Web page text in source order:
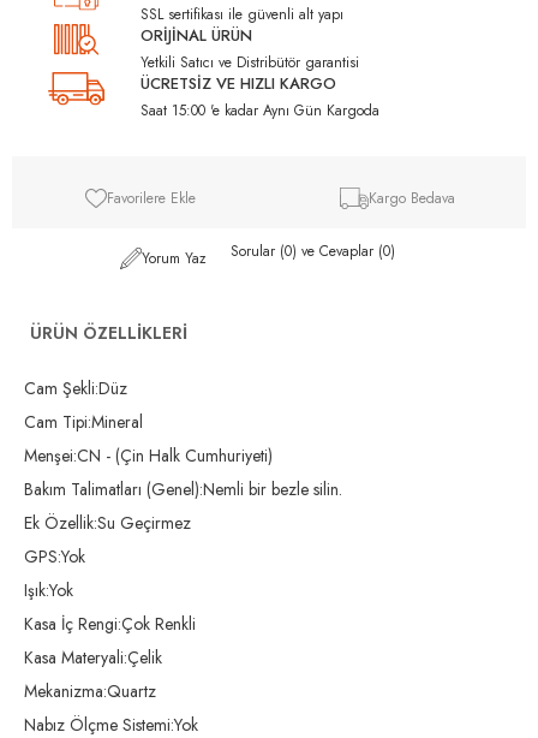
SSL sertifikası ile güvenli alt yapı
ORİJİNAL ÜRÜN
Yetkili Satıcı ve Distribütör garantisi
ÜCRETSİZ VE HIZLI KARGO
Saat 15:00 'e kadar Aynı Gün Kargoda
Favorilere Ekle Kargo Bedava
Yorum Yaz Sorular (0) ve Cevaplar (0)
ÜRÜN ÖZELLIKLERI
Cam Şekli:Düz
Cam Tipi:Mineral
Menşei:CN - (Çin Halk Cumhuriyeti)
Bakım Talimatları (Genel):Nemli bir bezle silin.
Ek Özellik:Su Geçirmez
GPS:Yok
Işık:Yok
Kasa İç Rengi:Çok Renkli
Kasa Materyali:Çelik
Mekanizma:Quartz
Nabız Ölçme Sistemi:Yok